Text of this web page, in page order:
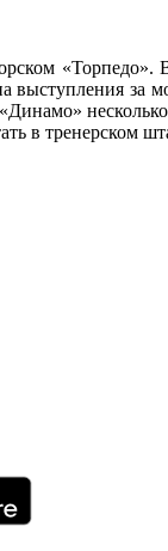
за
в тренерском